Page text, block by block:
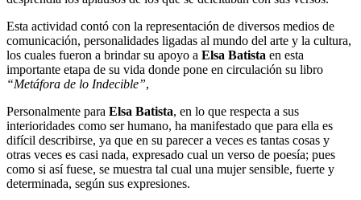
Esta actividad contó con la representación de diversos medios de
comunicación, personalidades ligadas al mundo del arte y la cultura,
los cuales fueron a brindar su apoyo a Elsa Batista en esta
importante etapa de su vida donde pone en circulación su libro
“Metáfora de lo Indecible”,
Personalmente para Elsa Batista, en lo que respecta a sus
interioridades como ser humano, ha manifestado que para ella es
difícil describirse, ya que en su parecer a veces es tantas cosas y
otras veces es casi nada, expresado cual un verso de poesía; pues
como si así fuese, se muestra tal cual una mujer sensible, fuerte y
determinada, según sus expresiones.